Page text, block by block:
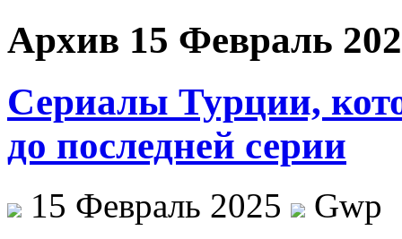
Архив 15 Февраль
Сериалы Турции,
до последней серии
15 Февраль 2025
Gwp